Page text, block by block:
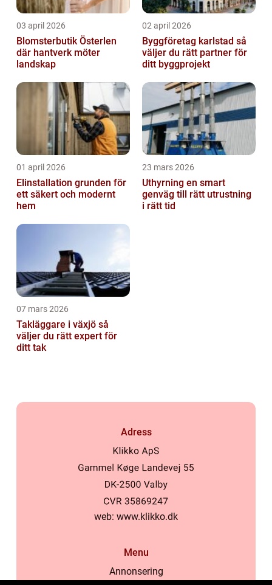
03 april 2026
Blomsterbutik Österlen
där hantverk möter
landskap
02 april 2026
Byggföretag karlstad så
väljer du rätt partner för
ditt byggprojekt
01 april 2026
Elinstallation grunden för
ett säkert och modernt
hem
23 mars 2026
Uthyrning en smart
genväg till rätt utrustning
i rätt tid
07 mars 2026
Takläggare i växjö så
väljer du rätt expert för
ditt tak
Adress
web: www.klikko.dk
Menu
Annonsering